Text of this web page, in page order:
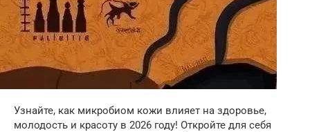
Узнайте, как микробиом кожи влияет на здоровье,
молодость и красоту в 2026 году! Откройте для себя